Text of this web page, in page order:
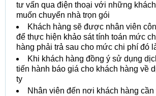
tư vấn qua điện thoại với những
muốn chuyển nhà trọn gói
Khách hàng sẽ được nhân viên
để thực hiện khảo sát tính toán mức
hàng phải trả sau cho mức chi phí đó
Khi khách hàng đồng ý sử dụng
tiến hành báo giá cho khách hàng về
ty
Nhân viên đến nơi khách hàng